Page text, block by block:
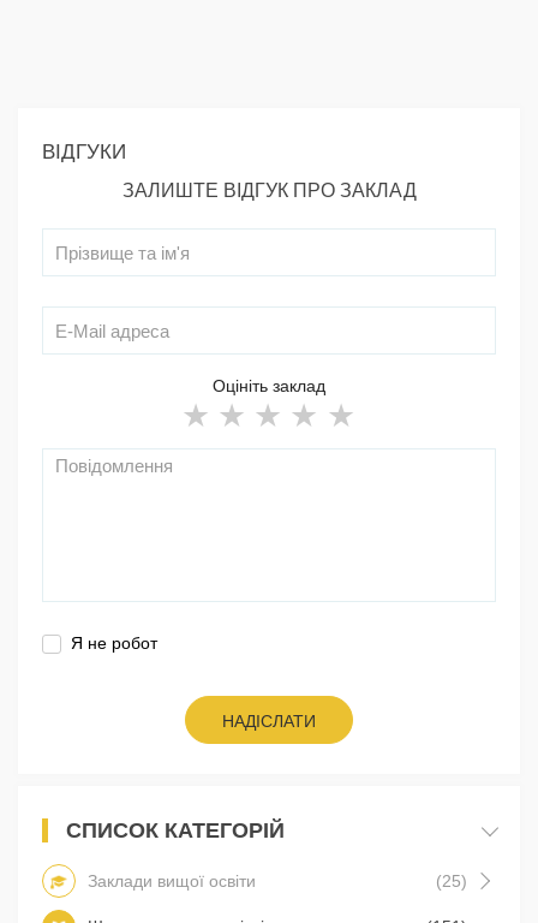
ВІДГУКИ
ЗАЛИШТЕ ВІДГУК ПРО ЗАКЛАД
Оцініть заклад
Я не робот
НАДІСЛАТИ
СПИСОК КАТЕГОРІЙ
Заклади вищої освіти (25)